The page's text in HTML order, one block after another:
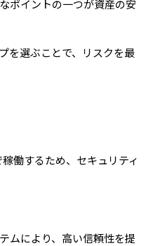
ポイントの一つが資産の安
を選ぶことで、リスクを最
働するため、セキュリティ
ムにより、高い信頼性を提